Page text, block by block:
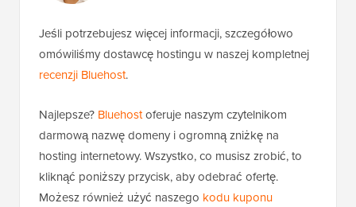
Jeśli potrzebujesz więcej informacji, szczegółowo
omówiliśmy dostawcę hostingu w naszej kompletnej
recenzji Bluehost.
Najlepsze? Bluehostoferuje naszym czytelnikom
darmową nazwę domeny i ogromną zniżkę na
hosting internetowy. Wszystko, co musisz zrobić, to
kliknąć poniższy przycisk, aby odebrać ofertę.
Możesz również użyć naszego kodu kuponu